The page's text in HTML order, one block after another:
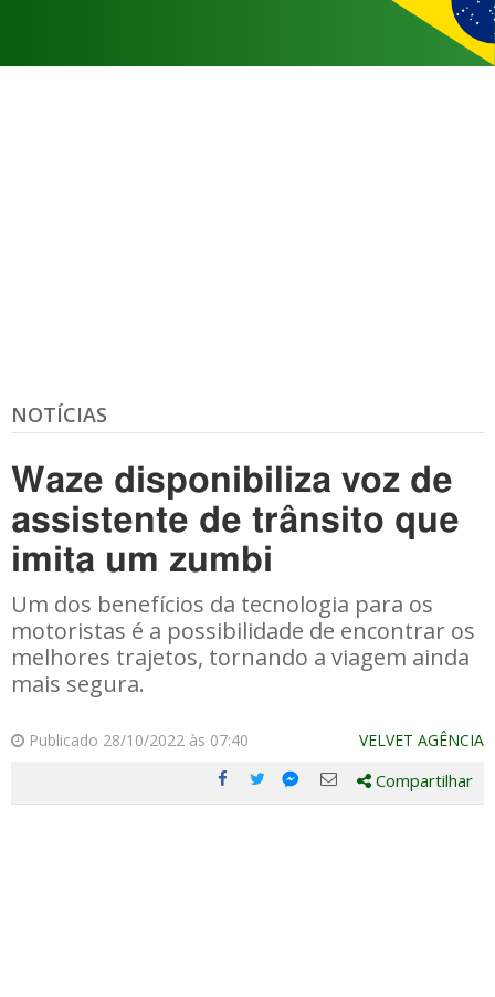
NOTÍCIAS
Waze disponibiliza voz de
assistente de trânsito que
imita um zumbi
Um dos benefícios da tecnologia para os
motoristas é a possibilidade de encontrar os
melhores trajetos, tornando a viagem ainda
mais segura.
Publicado 28/10/2022 às 07:40 VELVET AGÊNCIA
Compartilhe
Compartilhe
Compartilhe
Compartilhe
Compartilhar